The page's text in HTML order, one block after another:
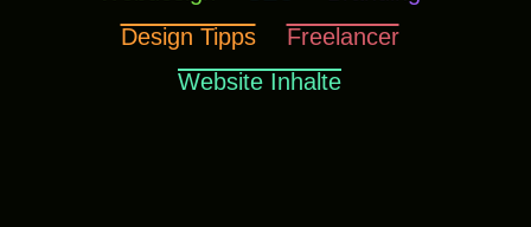
Design Tipps
Freelancer
Website Inhalte